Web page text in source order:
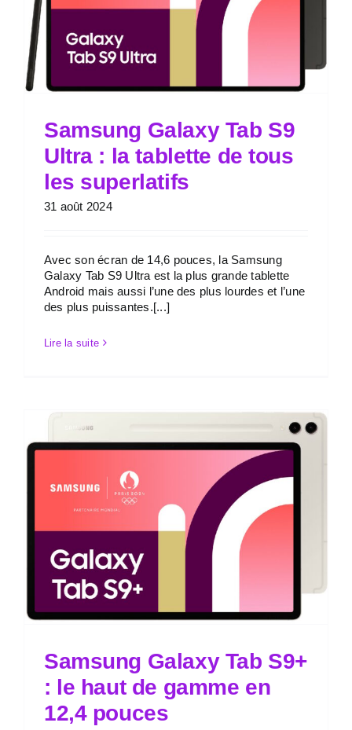
Samsung Galaxy Tab S9
Ultra : la tablette de tous
les superlatifs
31 août 2024
Avec son écran de 14,6 pouces, la Samsung
Galaxy Tab S9 Ultra est la plus grande tablette
Android mais aussi l’une des plus lourdes et l’une
des plus puissantes.[...]
Lire la suite
Samsung Galaxy Tab S9+
: le haut de gamme en
12,4 pouces